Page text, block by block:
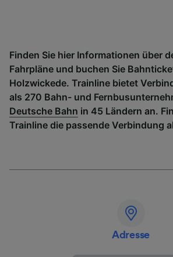
Finden Sie hier Informationen über
Fahrpläne und buchen Sie
Holzwickede. Trainline bietet
als 270 Bahn- und
Deutsche Bahn in 45 Ländern an.
Trainline die passende Verbindung
Adresse